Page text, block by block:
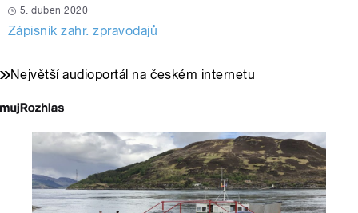
5. duben 2020
Zápisník zahr. zpravodajů
Největší audioportál na českém internetu